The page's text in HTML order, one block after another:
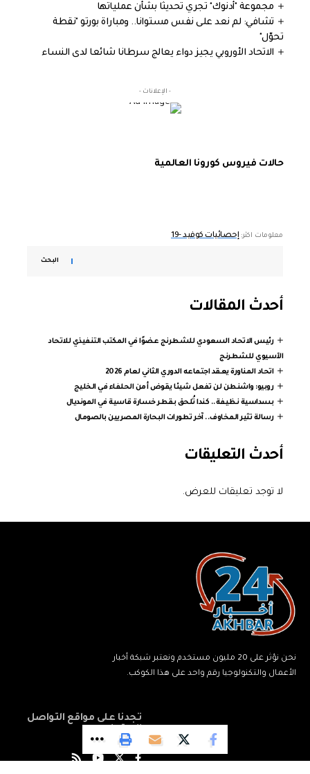
مجموعة "أدنوك" تجري تحديثا بشأن عملياتها
تشافي: لم نعد على نفس مستوانا.. ومباراة بورتو "نقطة
تحوّل"
الاتحاد الأوروبي يجيز دواء يعالج سرطانا شائعا لدى النساء
- الإعلانات -
حالات فيروس كورونا العالمية
معلومات اكثر: إحصائيات كوفيد -19
البحث
أحدث المقالات
رئيس الاتحاد السعودي للشطرنج عضوًا في المكتب التنفيذي للاتحاد
الآسيوي للشطرنج
اتحاد المناورة يعقد اجتماعه الدوري الثاني لعام 2026
روبيو: واشنطن لن تفعل شيئا يقوض أمن الحلفاء في الخليج
بسداسية نظيفة.. كندا تُلحق بقطر خسارة قاسية في المونديال
رسالة تثير المخاوف.. آخر تطورات البحارة المصريين بالصومال
أحدث التعليقات
لا توجد تعليقات للعرض.
نحن نؤثر على 20 مليون مستخدم ونعتبر شبكة أخبار
الأعمال والتكنولوجيا رقم واحد على هذا الكوكب.
تجدنا على مواقع التواصل